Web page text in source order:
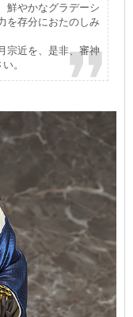
鮮やかなグラデーシ
を存分におたのしみ
宗近を、是非、審神
。